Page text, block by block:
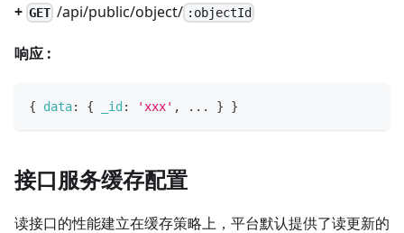
+ GET /api/public/object/ :objectId
响应 :
{ data: { _id : 'xxx' , ... } }
接口服务缓存配置
读接口的性能建立在缓存策略上，平台默认提供了读更新的